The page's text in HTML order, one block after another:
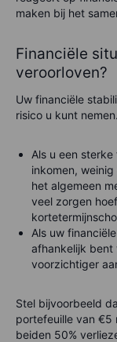
maken bij het
Financiële
veroorloven?
Uw financiële
risico u kunt nemen.
Als u een
inkomen,
het algemeen
veel zorgen
Als uw
afhankelijk bent
voorzichtiger
Stel bijvoorbeeld
portefeuille van €5
beiden 50%